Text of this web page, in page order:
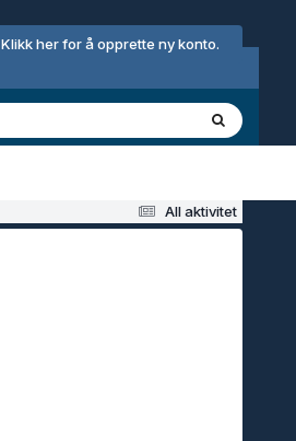
Klikk her for å opprette ny konto.
All aktivitet